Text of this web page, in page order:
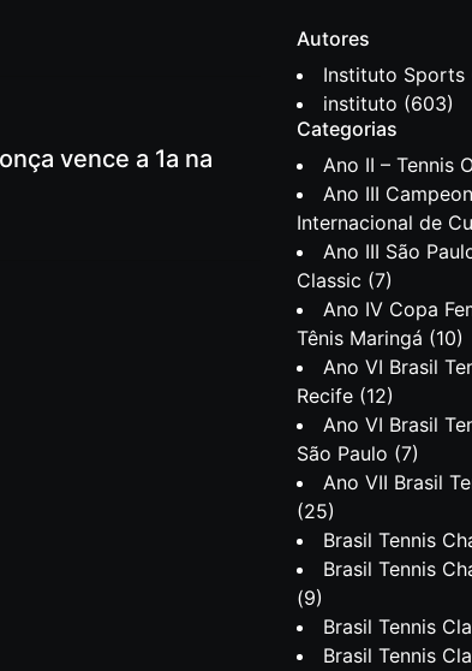
vence a 1a na
Autores
Instituto Sports
instituto (603)
Categorias
Ano II – Tennis
Ano III
Internacional de
Ano III São
Classic (7)
Ano IV Copa
Tênis Maringá (10)
Ano VI Brasil
Recife (12)
Ano VI Brasil
São Paulo (7)
Ano VII Brasil
(25)
Brasil Tennis
Brasil Tennis
(9)
Brasil Tennis
Brasil Tennis